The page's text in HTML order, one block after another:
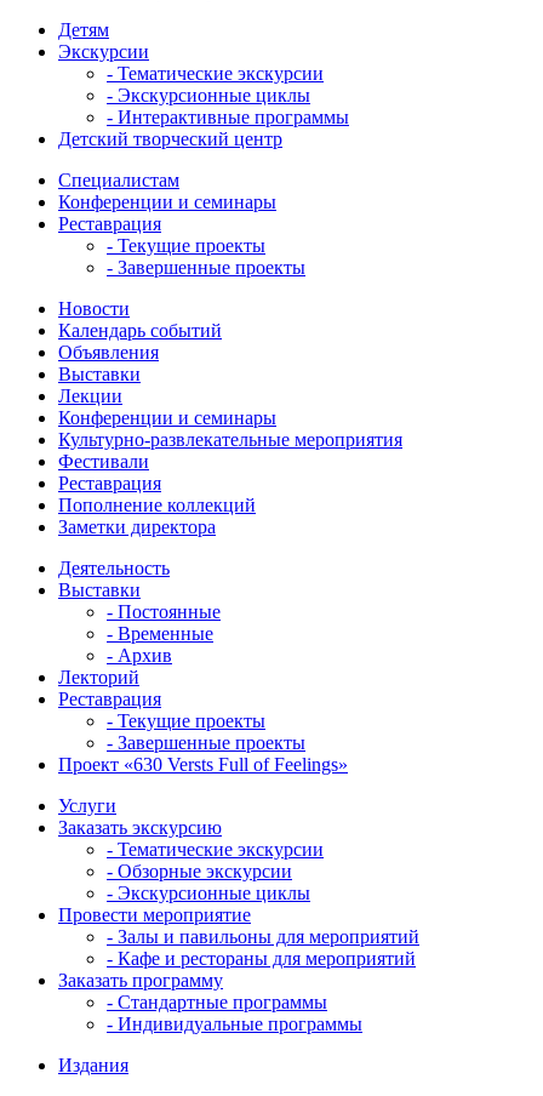
Детям
Экскурсии
- Тематические экскурсии
- Экскурсионные циклы
- Интерактивные программы
Детский творческий центр
Специалистам
Конференции и семинары
Реставрация
- Текущие проекты
- Завершенные проекты
Новости
Календарь событий
Объявления
Выставки
Лекции
Конференции и семинары
Культурно-развлекательные мероприятия
Фестивали
Реставрация
Пополнение коллекций
Заметки директора
Деятельность
Выставки
- Постоянные
- Временные
- Архив
Лекторий
Реставрация
- Текущие проекты
- Завершенные проекты
Проект «630 Versts Full of Feelings»
Услуги
Заказать экскурсию
- Тематические экскурсии
- Обзорные экскурсии
- Экскурсионные циклы
Провести мероприятие
- Залы и павильоны для мероприятий
- Кафе и рестораны для мероприятий
Заказать программу
- Стандартные программы
- Индивидуальные программы
Издания